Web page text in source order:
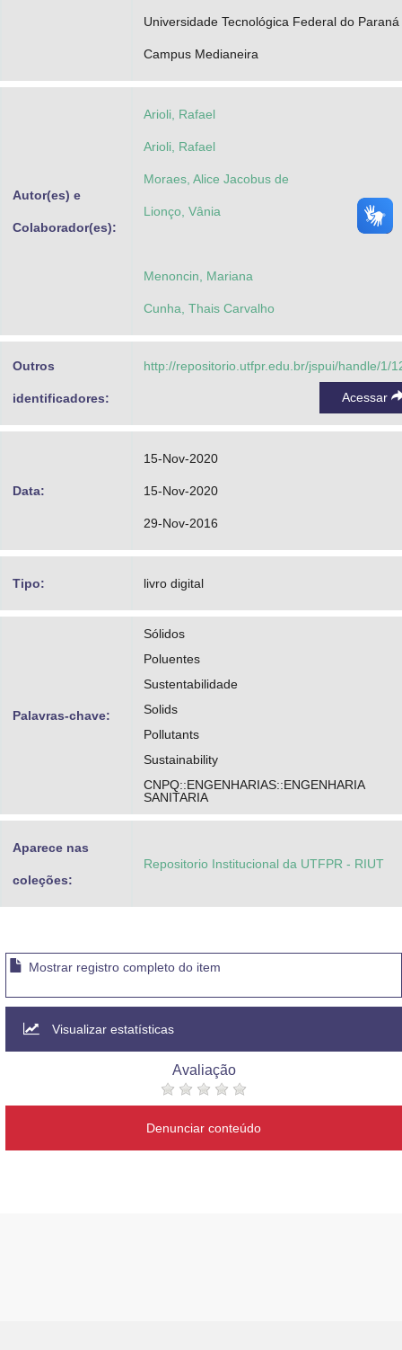
Universidade Tecnológica Federal do Paraná
Campus Medianeira
Autor(es) e
Colaborador(es):
Arioli, Rafael
Arioli, Rafael
Moraes, Alice Jacobus de
Lionço, Vânia
Menoncin, Mariana
Cunha, Thais Carvalho
Outros
identificadores:
http://repositorio.utfpr.edu.br/jspui/handle/1/
Acessar
Data:
15-Nov-2020
15-Nov-2020
29-Nov-2016
Tipo: livro digital
Palavras-chave:
Sólidos
Poluentes
Sustentabilidade
Solids
Pollutants
Sustainability
CNPQ::ENGENHARIAS::ENGENHARIA
SANITARIA
Aparece nas
coleções:
Repositorio Institucional da UTFPR - RIUT
Mostrar registro completo do item
Visualizar estatísticas
Avaliação
Denunciar conteúdo